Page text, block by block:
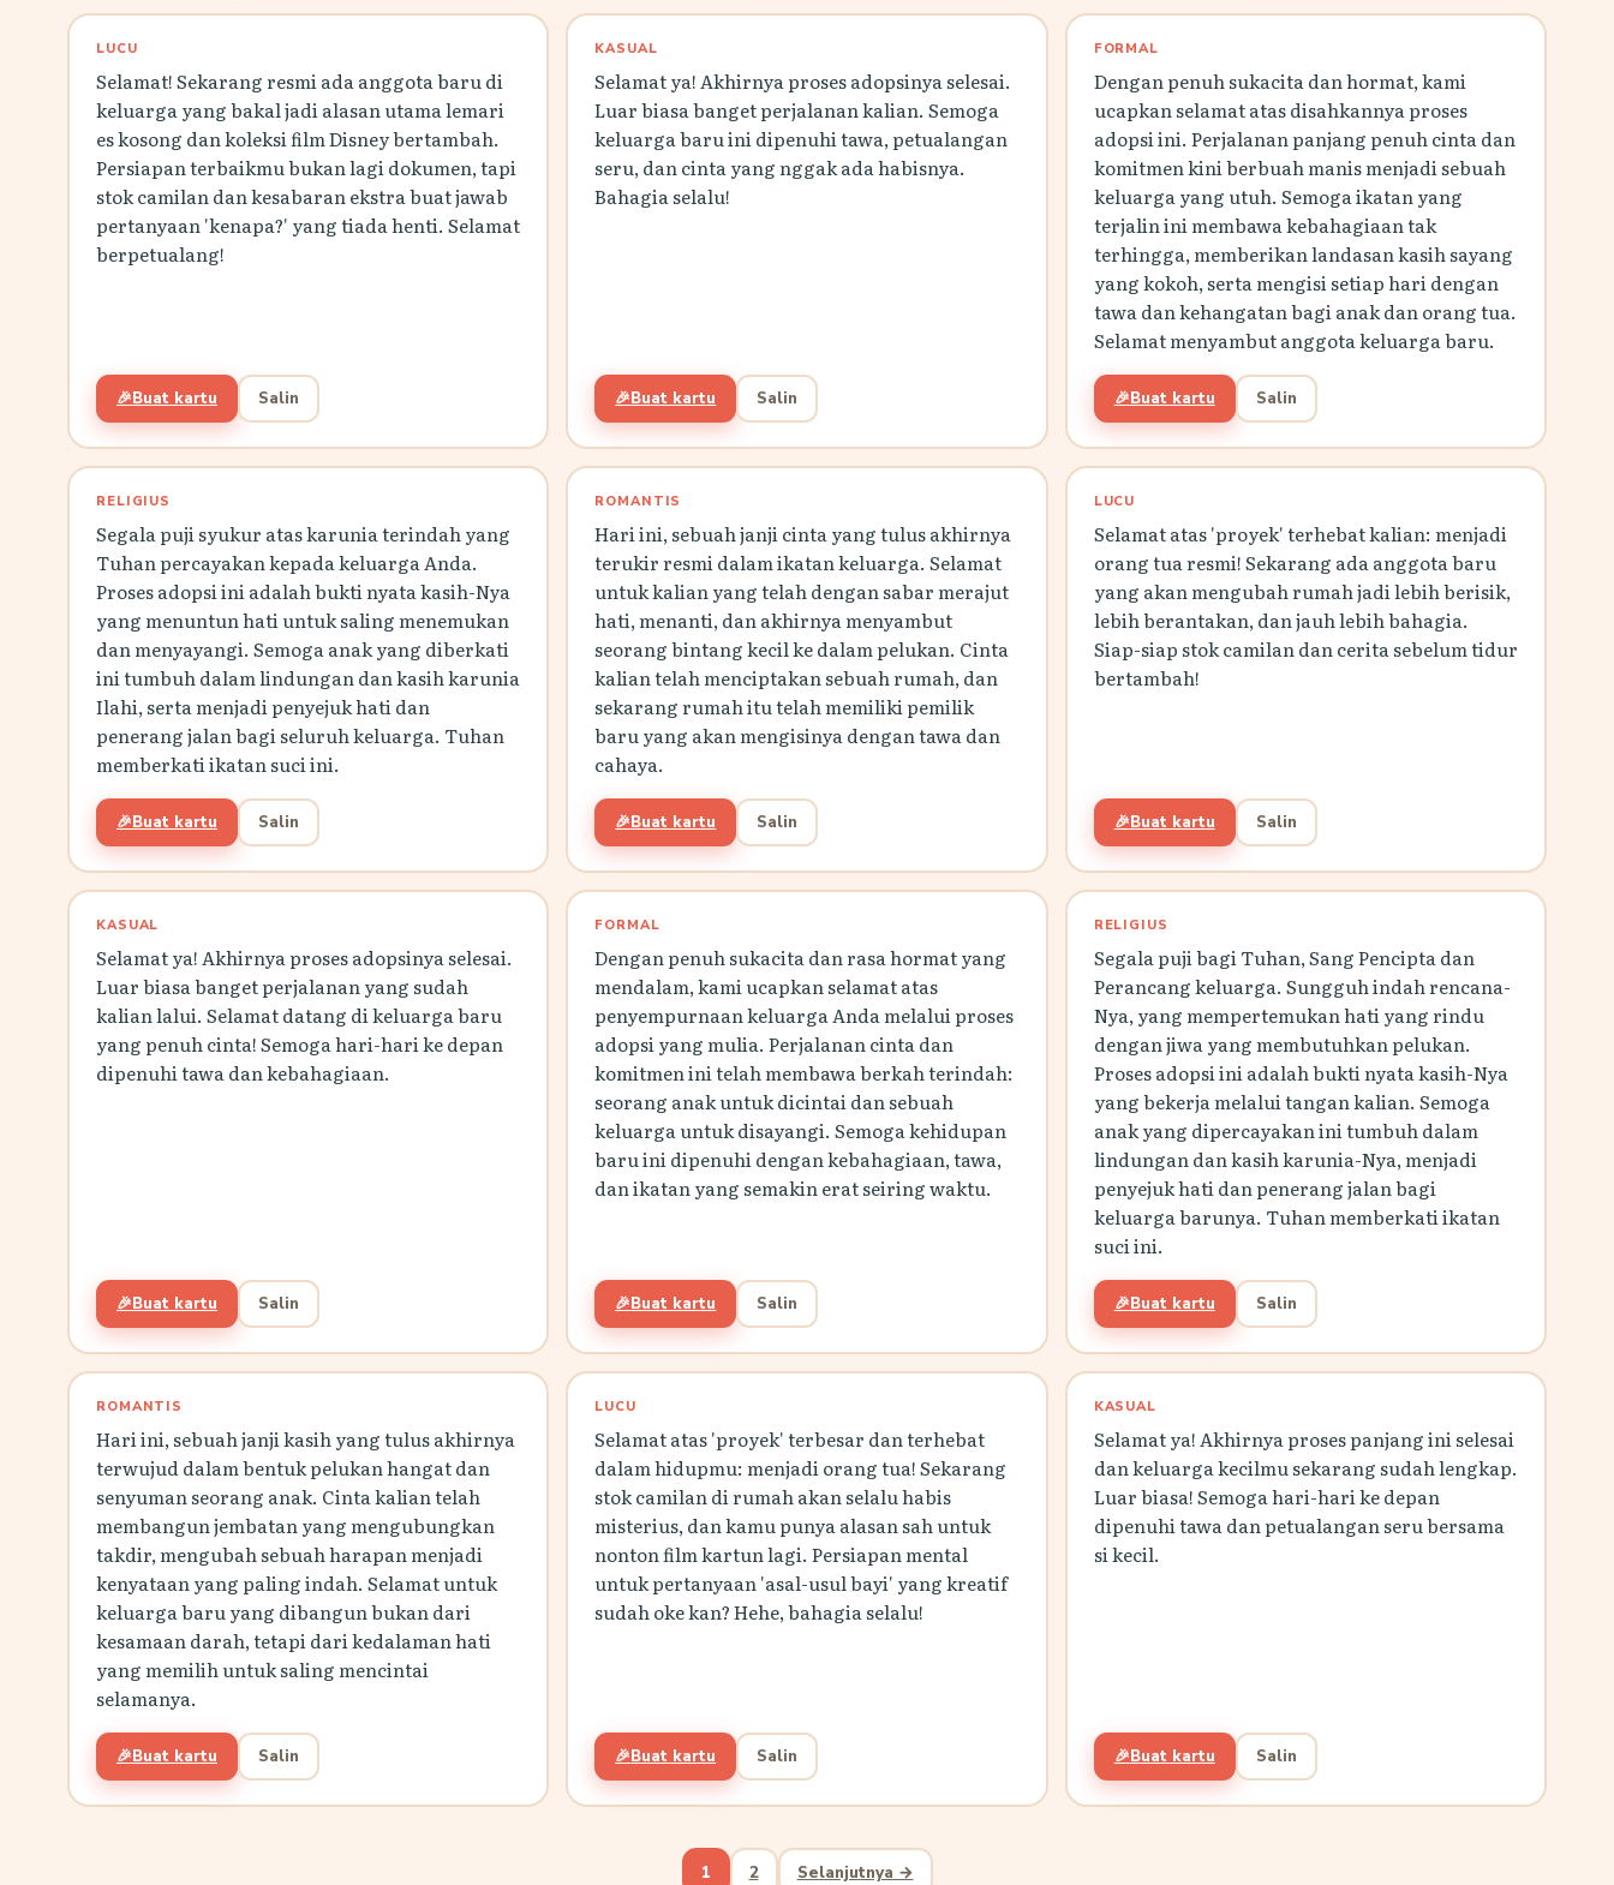
LUCU
Selamat! Sekarang resmi ada anggota baru di
keluarga yang bakal jadi alasan utama lemari
es kosong dan koleksi film Disney bertambah.
Persiapan terbaikmu bukan lagi dokumen, tapi
stok camilan dan kesabaran ekstra buat jawab
pertanyaan 'kenapa?' yang tiada henti. Selamat
berpetualang!
🎉Buat kartu Salin
KASUAL
Selamat ya! Akhirnya proses adopsinya selesai.
Luar biasa banget perjalanan kalian. Semoga
keluarga baru ini dipenuhi tawa, petualangan
seru, dan cinta yang nggak ada habisnya.
Bahagia selalu!
🎉Buat kartu Salin
FORMAL
Dengan penuh sukacita dan hormat, kami
ucapkan selamat atas disahkannya proses
adopsi ini. Perjalanan panjang penuh cinta dan
komitmen kini berbuah manis menjadi sebuah
keluarga yang utuh. Semoga ikatan yang
terjalin ini membawa kebahagiaan tak
terhingga, memberikan landasan kasih sayang
yang kokoh, serta mengisi setiap hari dengan
tawa dan kehangatan bagi anak dan orang tua.
Selamat menyambut anggota keluarga baru.
🎉Buat kartu Salin
RELIGIUS
Segala puji syukur atas karunia terindah yang
Tuhan percayakan kepada keluarga Anda.
Proses adopsi ini adalah bukti nyata kasih-Nya
yang menuntun hati untuk saling menemukan
dan menyayangi. Semoga anak yang diberkati
ini tumbuh dalam lindungan dan kasih karunia
Ilahi, serta menjadi penyejuk hati dan
penerang jalan bagi seluruh keluarga. Tuhan
memberkati ikatan suci ini.
🎉Buat kartu Salin
ROMANTIS
Hari ini, sebuah janji cinta yang tulus akhirnya
terukir resmi dalam ikatan keluarga. Selamat
untuk kalian yang telah dengan sabar merajut
hati, menanti, dan akhirnya menyambut
seorang bintang kecil ke dalam pelukan. Cinta
kalian telah menciptakan sebuah rumah, dan
sekarang rumah itu telah memiliki pemilik
baru yang akan mengisinya dengan tawa dan
cahaya.
🎉Buat kartu Salin
LUCU
Selamat atas 'proyek' terhebat kalian: menjadi
orang tua resmi! Sekarang ada anggota baru
yang akan mengubah rumah jadi lebih berisik,
lebih berantakan, dan jauh lebih bahagia.
Siap-siap stok camilan dan cerita sebelum tidur
bertambah!
🎉Buat kartu Salin
KASUAL
Selamat ya! Akhirnya proses adopsinya selesai.
Luar biasa banget perjalanan yang sudah
kalian lalui. Selamat datang di keluarga baru
yang penuh cinta! Semoga hari-hari ke depan
dipenuhi tawa dan kebahagiaan.
🎉Buat kartu Salin
FORMAL
Dengan penuh sukacita dan rasa hormat yang
mendalam, kami ucapkan selamat atas
penyempurnaan keluarga Anda melalui proses
adopsi yang mulia. Perjalanan cinta dan
komitmen ini telah membawa berkah terindah:
seorang anak untuk dicintai dan sebuah
keluarga untuk disayangi. Semoga kehidupan
baru ini dipenuhi dengan kebahagiaan, tawa,
dan ikatan yang semakin erat seiring waktu.
🎉Buat kartu Salin
RELIGIUS
Segala puji bagi Tuhan, Sang Pencipta dan
Perancang keluarga. Sungguh indah rencana-
Nya, yang mempertemukan hati yang rindu
dengan jiwa yang membutuhkan pelukan.
Proses adopsi ini adalah bukti nyata kasih-Nya
yang bekerja melalui tangan kalian. Semoga
anak yang dipercayakan ini tumbuh dalam
lindungan dan kasih karunia-Nya, menjadi
penyejuk hati dan penerang jalan bagi
keluarga barunya. Tuhan memberkati ikatan
suci ini.
🎉Buat kartu Salin
ROMANTIS
Hari ini, sebuah janji kasih yang tulus akhirnya
terwujud dalam bentuk pelukan hangat dan
senyuman seorang anak. Cinta kalian telah
membangun jembatan yang mengubungkan
takdir, mengubah sebuah harapan menjadi
kenyataan yang paling indah. Selamat untuk
keluarga baru yang dibangun bukan dari
kesamaan darah, tetapi dari kedalaman hati
yang memilih untuk saling mencintai
selamanya.
🎉Buat kartu Salin
LUCU
Selamat atas 'proyek' terbesar dan terhebat
dalam hidupmu: menjadi orang tua! Sekarang
stok camilan di rumah akan selalu habis
misterius, dan kamu punya alasan sah untuk
nonton film kartun lagi. Persiapan mental
untuk pertanyaan 'asal-usul bayi' yang kreatif
sudah oke kan? Hehe, bahagia selalu!
🎉Buat kartu Salin
KASUAL
Selamat ya! Akhirnya proses panjang ini selesai
dan keluarga kecilmu sekarang sudah lengkap.
Luar biasa! Semoga hari-hari ke depan
dipenuhi tawa dan petualangan seru bersama
si kecil.
🎉Buat kartu Salin
1 2 Selanjutnya →